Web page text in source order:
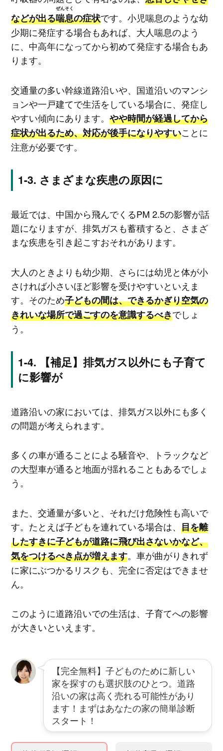
などが出る喘息
ぜんそく
の症状です。小児喘息のような幼
少期に発症する場合もあれば、大人喘息のよう
に、中高年になってから初めて発症する場合もあ
ります。
交通量の多い幹線道路沿いや、国道沿いのマンシ
ョンや一戸建てで生活をしている場合に、発症し
やすい傾向にあります。 やや時間が経過してから
症状が出るため、対応が後手になりやすいことに
注意が必要です。
さまざまな疾患の原因に
最近では、中国から飛んでくるPM 2.5の影響が話
題になりますが、排気ガスも蓄積すると、さまざ
まな疾患を引き起こすおそれがあります。
大人のときよりも幼少期、さらには幼児と体が小
さければ小さいほど影響を受けやすいといえま
す。そのため子どもの間は、できるかぎり空気の
きれいな場所で過ごすのを意識するべきでしょ
う。
【補足】排気ガス以外にも子育て
に影響が
道路沿いの家においては、排気ガス以外にも多く
の問題が考えられます。
多くの車が通ることによる騒音や、トラックなど
の大型車が通ると地面が揺れることもあるでしょ
う。
また、交通量が多いと、それだけ危険性も高いで
す。たとえば子どもを連れている場合は、 目を離
したすきに子どもが道路に飛び出さないかなど、
気をつけるべき点が増えます。車が曲がりきれず
に家にぶつかるリスクも、完全に否定はできませ
ん。
このように道路沿いでの生活は、子育てへの影響
が大きいといえます。
【完全無料】子どものために新しい
家を探すのも選択肢のひとつ。道路
沿いの家は高く売れる可能性があり
ます！まずはあなたの家の簡単診断
スタート！